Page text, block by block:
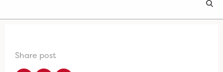
Share post